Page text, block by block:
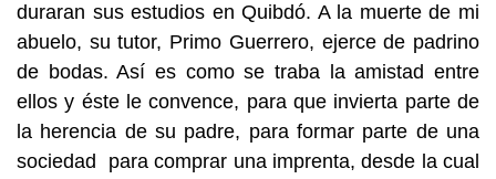
duraran sus estudios en Quibdó. A la muerte de mi
abuelo, su tutor, Primo Guerrero, ejerce de padrino
de bodas. Así es como se traba la amistad entre
ellos y éste le convence, para que invierta parte de
la herencia de su padre, para formar parte de una
sociedad para comprar una imprenta, desde la cual